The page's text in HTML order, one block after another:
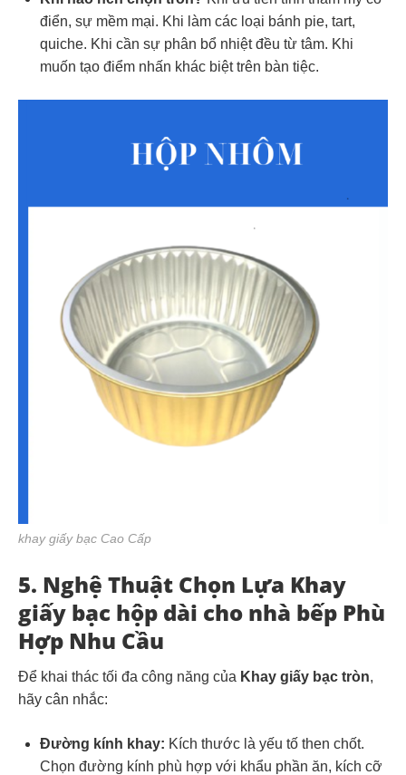
điển, sự mềm mại. Khi làm các loại bánh pie, tart,
quiche. Khi cần sự phân bổ nhiệt đều từ tâm. Khi
muốn tạo điểm nhấn khác biệt trên bàn tiệc.
khay giấy bạc Cao Cấp
5. Nghệ Thuật Chọn Lựa Khay
giấy bạc hộp dài cho nhà bếp Phù
Hợp Nhu Cầu
Để khai thác tối đa công năng của Khay giấy bạc tròn,
hãy cân nhắc:
Đường kính khay: Kích thước là yếu tố then chốt.
Chọn đường kính phù hợp với khẩu phần ăn, kích cỡ